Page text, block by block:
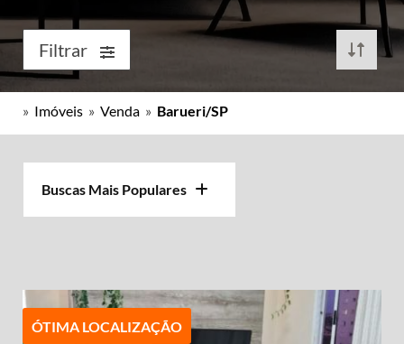
Filtrar
» Imóveis » Venda » Barueri/SP
Buscas Mais Populares
ÓTIMA LOCALIZAÇÃO